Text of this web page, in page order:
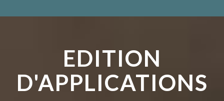
EDITION
D'APPLICATIONS